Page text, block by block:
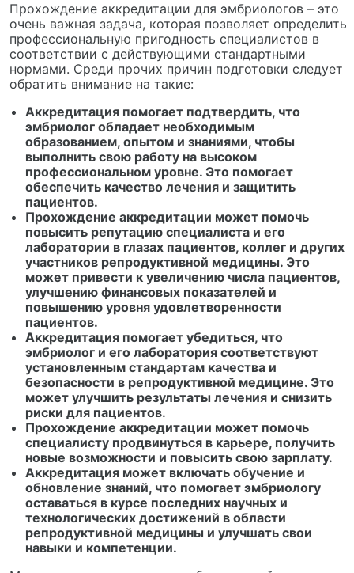
Прохождение аккредитации для эмбриологов – это
очень важная задача, которая позволяет определить
профессиональную пригодность специалистов в
соответствии с действующими стандартными
нормами. Среди прочих причин подготовки следует
обратить внимание на такие:
Аккредитация помогает подтвердить, что
эмбриолог обладает необходимым
образованием, опытом и знаниями, чтобы
выполнить свою работу на высоком
профессиональном уровне. Это помогает
обеспечить качество лечения и защитить
пациентов.
Прохождение аккредитации может помочь
повысить репутацию специалиста и его
лаборатории в глазах пациентов, коллег и других
участников репродуктивной медицины. Это
может привести к увеличению числа пациентов,
улучшению финансовых показателей и
повышению уровня удовлетворенности
пациентов.
Аккредитация помогает убедиться, что
эмбриолог и его лаборатория соответствуют
установленным стандартам качества и
безопасности в репродуктивной медицине. Это
может улучшить результаты лечения и снизить
риски для пациентов.
Прохождение аккредитации может помочь
специалисту продвинуться в карьере, получить
новые возможности и повысить свою зарплату.
Аккредитация может включать обучение и
обновление знаний, что помогает эмбриологу
оставаться в курсе последних научных и
технологических достижений в области
репродуктивной медицины и улучшать свои
навыки и компетенции.